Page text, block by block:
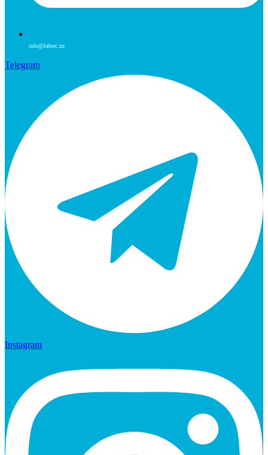
info@labtec.uz
Telegram
Instagram